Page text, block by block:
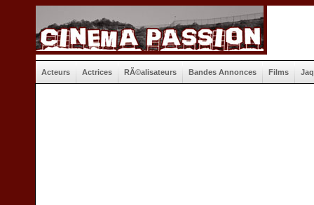
Acteurs Actrices RÃ©alisateurs Bandes Annonces Films